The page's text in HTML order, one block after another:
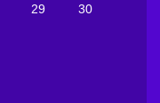
29
30